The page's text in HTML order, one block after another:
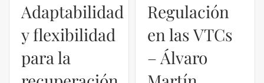
Adaptabilidad
y flexibilidad
para la
Regulación
en las VTCs
– Álvaro